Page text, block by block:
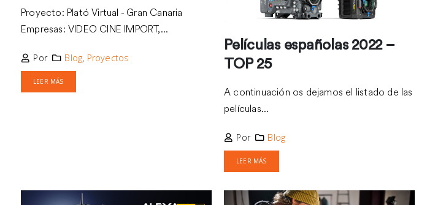
Proyecto: Plató Virtual - Gran Canaria
Empresas: VIDEO CINE IMPORT,...
Por Blog, Proyectos
LEER MÁS
Películas españolas 2022 –
TOP 25
A continuación os dejamos el listado de las
películas...
Por Blog
LEER MÁS